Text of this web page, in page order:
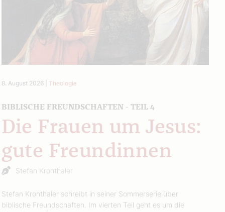
8. August 2026| Theologie
BIBLISCHE FREUNDSCHAFTEN - TEIL 4
Die Frauen um Jesus:
gute Freundinnen
Stefan Kronthaler
Stefan Kronthaler schreibt in seiner Sommerserie über
biblische Freundschaften. Im vierten Teil geht es um die